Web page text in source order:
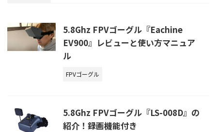
5.8Ghz FPVゴーグル『Eachine
EV900』レビューと使い方マニュア
ル
FPVゴーグル
5.8Ghz FPVゴーグル『LS-008D』の
紹介！録画機能付き